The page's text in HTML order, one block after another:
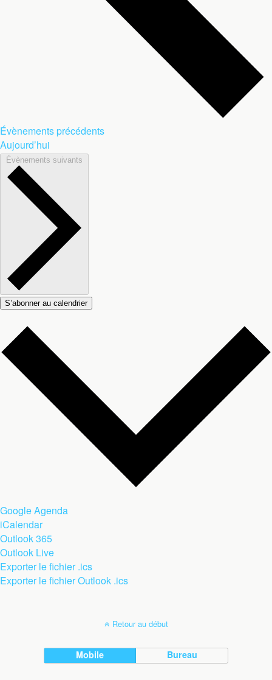
Jour
Évènementsprécédents
Aujourd’hui
Évènements suivants
S’abonner au calendrier
Google Agenda
iCalendar
Outlook 365
Outlook Live
Exporter le fichier .ics
Exporter le fichier Outlook .ics
Retour au début
Mobile Bureau